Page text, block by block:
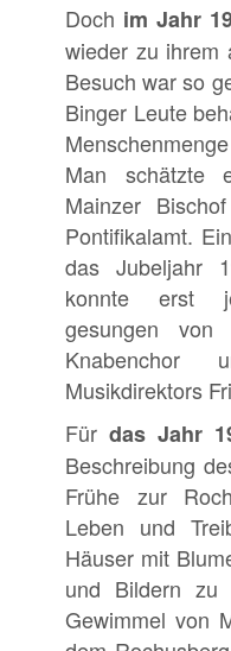
Doch im Jahr
wieder zu ihrem
Besuch war so
Binger Leute
Man schätzte
Mainzer
Pontifikalamt.
das Jubeljahr
konnte erst
gesungen
Musikdirektors
Für das Jahr
Beschreibung
Frühe zur
Leben und
Häuser mit
und Bildern zu
Gewimmel von